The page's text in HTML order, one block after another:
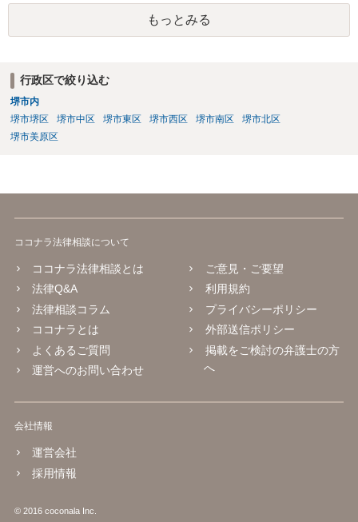
に対して財産上の給付をする旨の申出をした場合におけるその申出を
考慮して、正当の事由があると認められる場合でなければ、すること
一方的に賃料を2倍にするような急激な増額がそのまま認められること
は、実務上考えにくいです。 内容証明が届いた場合でも、重要なの
は、増額には同意しない意思を明確に示すこと（ただし協議には応じ
いことです。これにより、立場を不利にせず交渉や法的手続に進むこ
とができます。 仮に、今後、相手方が調停や訴訟を提起した場合で
も、裁判所は適正賃料を客観的に算定します。23年間にわたる営業実
績や、急激な賃料増額が事業継続に与える影響は、借主側に有利な事
情として考慮されるものと考えられます。
もっとみる
行政区で絞り込む
堺市内
堺市堺区
堺市中区 堺市東区 堺市西区 堺市南区
堺市北区
堺市美原区
ココナラ法律相談について
ココナラ法律相談とは
法律Q&A
法律相談コラム
ココナラとは
よくあるご質問
運営へのお問い合わせ
ご意見・ご要望
利用規約
プライバシーポリシー
外部送信ポリシー
掲載をご検討の弁護士の方
へ
会社情報
運営会社
採用情報
© 2016 coconala Inc.